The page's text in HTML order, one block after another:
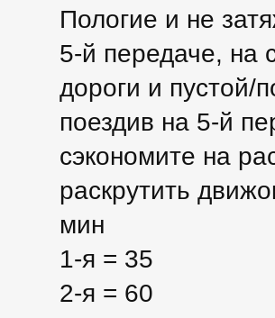
Пологие и не
5-й передаче, на
дороги и пустой/
поездив на 5-й
сэкономите на
раскрутить
мин
1-я = 35
2-я = 60